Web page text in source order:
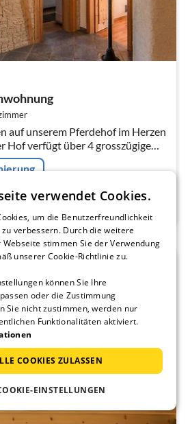
auf unserem Pferdehof im Herzen
verwendet Cookies.
um die Benutzerfreundlichkeit
verbessern. Durch die weitere
stimmen Sie der Verwendung
unserer Cookie-Richtlinie zu.
können Sie Ihre
oder die Zustimmung
Sie nicht zustimmen, werden nur
Funktionalitäten aktiviert.
COOKIES ZULASSEN
EINSTELLUNGEN